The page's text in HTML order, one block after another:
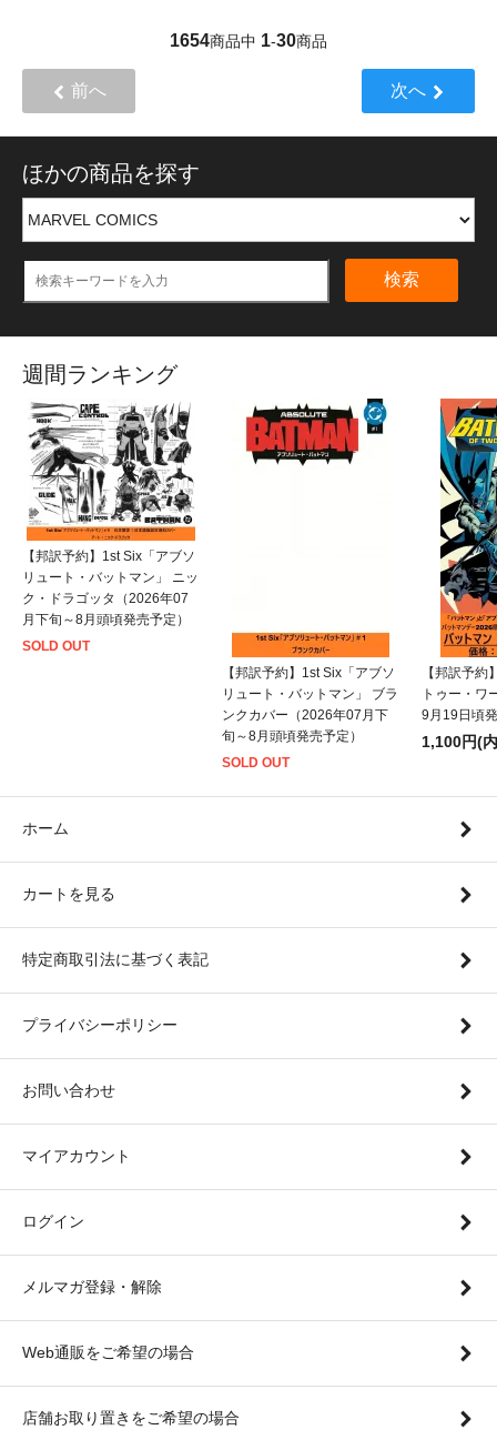
1654商品中 1-30商品
前へ 次へ
ほかの商品を探す
検索
週間ランキング
【邦訳予約】1st Six「アブソ
リュート・バットマン」 ニッ
ク・ドラゴッタ（2026年07
月下旬～8月頭頃発売予定）
SOLD OUT
【邦訳予約】1st Six「アブソ
リュート・バットマン」 ブラ
ンクカバー（2026年07月下
旬～8月頭頃発売予定）
SOLD OUT
【邦訳予約
トゥー・ワ
9月19日頃
1,100円(
ホーム
カートを見る
特定商取引法に基づく表記
プライバシーポリシー
お問い合わせ
マイアカウント
ログイン
メルマガ登録・解除
Web通販をご希望の場合
店舗お取り置きをご希望の場合